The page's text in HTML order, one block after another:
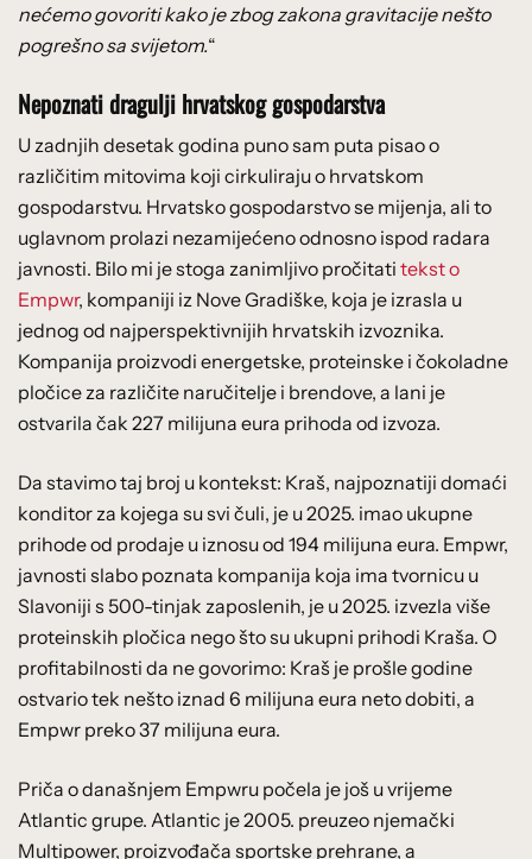
nećemo govoriti kako je zbog zakona gravitacije nešto
pogrešno sa svijetom.“
Nepoznati dragulji hrvatskog gospodarstva
U zadnjih desetak godina puno sam puta pisao o
različitim mitovima koji cirkuliraju o hrvatskom
gospodarstvu. Hrvatsko gospodarstvo se mijenja, ali to
uglavnom prolazi nezamijećeno odnosno ispod radara
javnosti. Bilo mi je stoga zanimljivo pročitati tekst o
Empwr, kompaniji iz Nove Gradiške, koja je izrasla u
jednog od najperspektivnijih hrvatskih izvoznika.
Kompanija proizvodi energetske, proteinske i čokoladne
pločice za različite naručitelje i brendove, a lani je
ostvarila čak 227 milijuna eura prihoda od izvoza.
Da stavimo taj broj u kontekst: Kraš, najpoznatiji domaći
konditor za kojega su svi čuli, je u 2025. imao ukupne
prihode od prodaje u iznosu od 194 milijuna eura. Empwr,
javnosti slabo poznata kompanija koja ima tvornicu u
Slavoniji s 500-tinjak zaposlenih, je u 2025. izvezla više
proteinskih pločica nego što su ukupni prihodi Kraša. O
profitabilnosti da ne govorimo: Kraš je prošle godine
ostvario tek nešto iznad 6 milijuna eura neto dobiti, a
Empwr preko 37 milijuna eura.
Priča o današnjem Empwru počela je još u vrijeme
Atlantic grupe. Atlantic je 2005. preuzeo njemački
Multipower, proizvođača sportske prehrane, a